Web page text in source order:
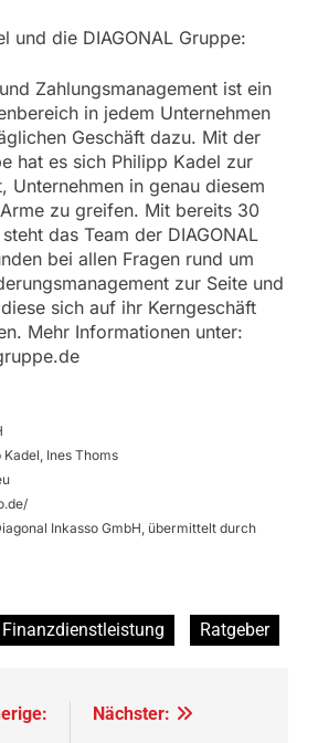
und die DIAGONAL Gruppe:
Zahlungsmanagement ist ein
in jedem Unternehmen
Geschäft dazu. Mit der
hat es sich Philipp Kadel zur
Unternehmen in genau diesem
zu greifen. Mit bereits 30
das Team der DIAGONAL
bei allen Fragen rund um
zur Seite und
sich auf ihr Kerngeschäft
Mehr Informationen unter:
Ines Thoms
Inkasso GmbH, übermittelt durch
Finanzdienstleistung Ratgeber
Nächster: